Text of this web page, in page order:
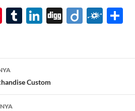
Pi
es
t
T
bl
r
Li
e
dI
n
Di Di F
d e
Custom